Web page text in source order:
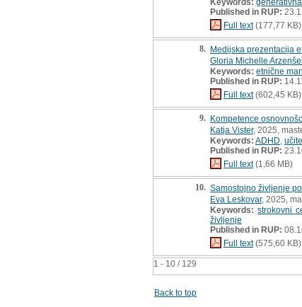
1 - 10 / 129
Published in RUP:
Full text(177,77 KB)
8. Medijska prezentacija
Gloria Michelle
Keywords: etnične
Published in RUP:
Full text(602,45 KB)
9. Kompetence
Katja Vister, 2025,
Keywords: ADHD
Published in RUP:
Full text(1,66 MB)
10. Samostojno življenje
Eva Leskovar, 2025,
Keywords: strokovni
življenje
Published in RUP:
Full text(575,60 KB)
Back to top